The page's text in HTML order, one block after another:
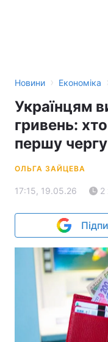
Новини › Економіка
Українцям
гривень:
першу чергу
ОЛЬГА ЗАЙЦЕВА
17:15, 19.05.26 2